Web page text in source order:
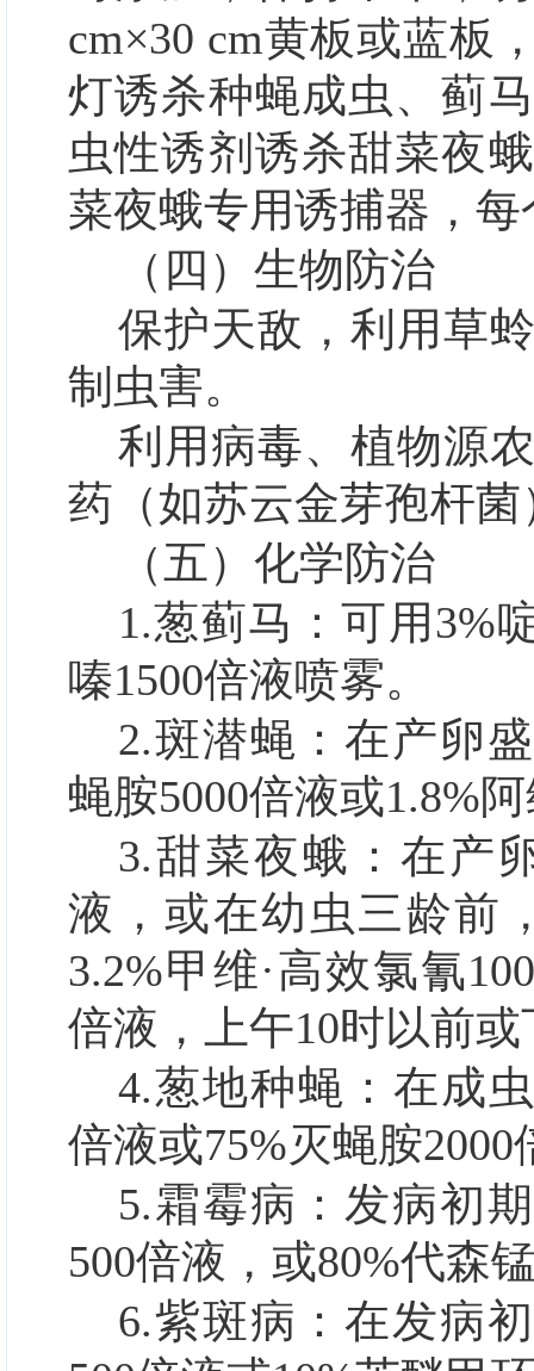
cm×30 cm黄板或蓝板
灯诱杀种蝇成虫、蓟
虫性诱剂诱杀甜菜夜
菜夜蛾专用诱捕器，
（四）生物防治
保护天敌，利用草
制虫害。
利用病毒、植物源
药（如苏云金芽孢杆
（五）化学防治
1.葱蓟马：可用3%
嗪1500倍液喷雾。
2.斑潜蝇：在产卵
蝇胺5000倍液或1.8%
3.甜菜夜蛾： 在产
液，或在幼虫三龄前
3.2%甲维·高效氯氰
倍液，上午10时以前
4.葱地种蝇： 在成
倍液或75%灭蝇胺2000
5.霜霉病： 发病初
500倍液，或80%代森
6.紫斑病：在发病